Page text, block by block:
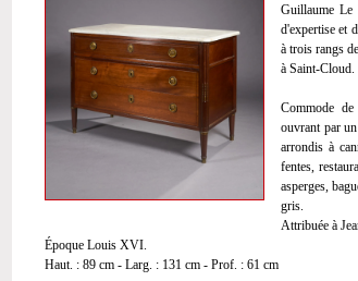
Guillaume Le
d'expertise et
à trois rangs
à Saint-Cloud.
Commode
ouvrant par
arrondis à
fentes,
asperges,
gris.
Attribuée à
Époque Louis XVI.
Haut. : 89 cm - Larg. : 131 cm - Prof. : 61 cm